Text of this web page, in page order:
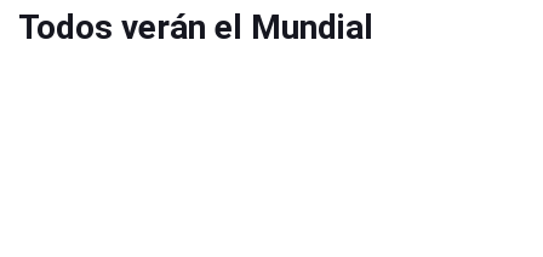
Todos verán el Mundial